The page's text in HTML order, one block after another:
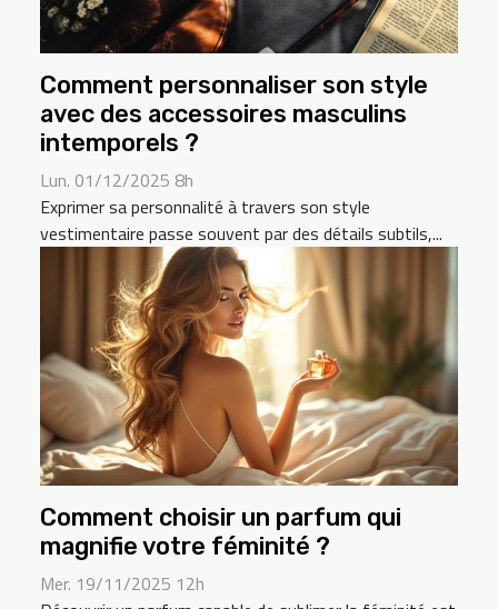
Comment personnaliser son style
avec des accessoires masculins
intemporels ?
Lun. 01/12/2025 8h
Exprimer sa personnalité à travers son style
vestimentaire passe souvent par des détails subtils,...
Comment choisir un parfum qui
magnifie votre féminité ?
Mer. 19/11/2025 12h